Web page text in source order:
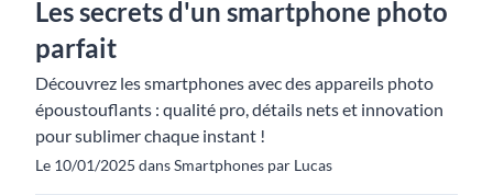
Les secrets d'un smartphone photo
parfait
Découvrez les smartphones avec des appareils photo
époustouflants : qualité pro, détails nets et innovation
pour sublimer chaque instant !
Le 10/01/2025 dans Smartphones par Lucas